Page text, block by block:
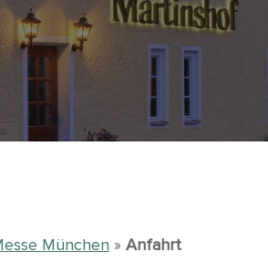
München » Anfahrt